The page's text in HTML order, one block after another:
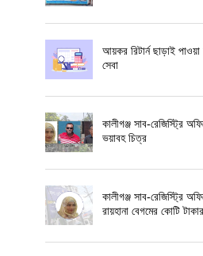
আয়কর রিটার্ন ছাড়াই
সেবা
কালীগঞ্জ সাব-রেজিস্ট্রি
ভয়াবহ চিত্র
কালীগঞ্জ সাব-রেজিস্ট্রি
রায়হানা বেগমের কোটি